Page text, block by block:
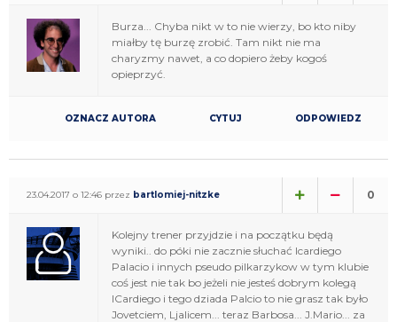
Burza... Chyba nikt w to nie wierzy, bo kto niby
miałby tę burzę zrobić. Tam nikt nie ma
charyzmy nawet, a co dopiero żeby kogoś
opieprzyć.
OZNACZ AUTORA CYTUJ ODPOWIEDZ
23.04.2017 o 12:46 przez bartlomiej-nitzke 0
Kolejny trener przyjdzie i na początku będą
wyniki.. do póki nie zacznie słuchać Icardiego
Palacio i innych pseudo pilkarzykow w tym klubie
coś jest nie tak bo jeżeli nie jesteś dobrym kolegą
ICardiego i tego dziada Palcio to nie grasz tak było
Jovetciem, Ljalicem... teraz Barbosa... J.Mario... za